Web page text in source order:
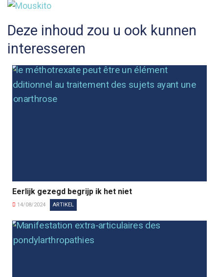
Deze inhoud zou u ook kunnen
interesseren
Eerlijk gezegd begrijp ik het niet
14/08/2024 ARTIKEL